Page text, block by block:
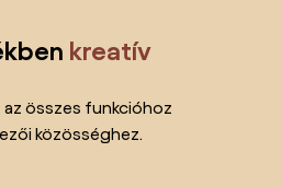
kreatív
összes funkcióhoz
közösséghez.